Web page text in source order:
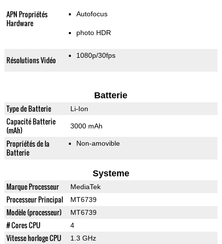
APN Propriétés
Hardware
Autofocus
photo HDR
Résolutions Vidéo 1080p/30fps
Batterie
Type de Batterie Li-Ion
Capacité Batterie
(mAh)
3000 mAh
Propriétés de la
Batterie
Non-amovible
Systeme
Marque Processeur MediaTek
Processeur Principal MT6739
Modèle (processeur) MT6739
# Cores CPU 4
Vitesse horloge CPU 1.3 GHz